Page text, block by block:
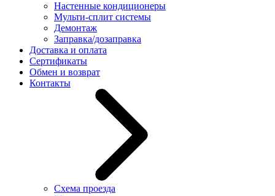
Настенные кондиционеры
Мульти-сплит системы
Демонтаж
Заправка/дозаправка
Доставка и оплата
Сертификаты
Обмен и возврат
Контакты
Схема проезда